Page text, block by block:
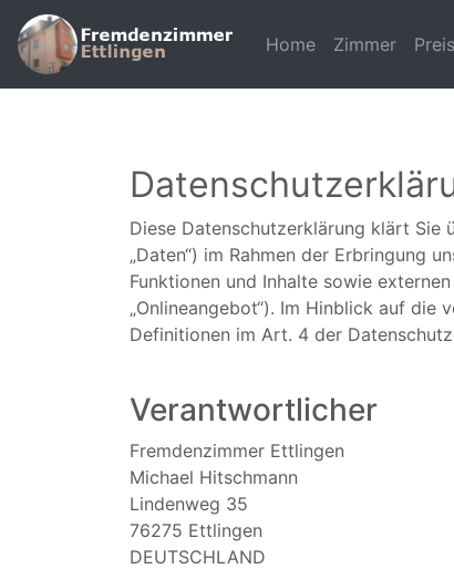
Home (current)
Zimmer
Diese Datenschutzerklärung klärt Sie
„Daten“) im Rahmen der Erbringung
Funktionen und Inhalte sowie
„Onlineangebot“). Im Hinblick auf die
Definitionen im Art. 4 der
Verantwortlicher
Fremdenzimmer Ettlingen
Michael Hitschmann
Lindenweg 35
76275 Ettlingen
DEUTSCHLAND